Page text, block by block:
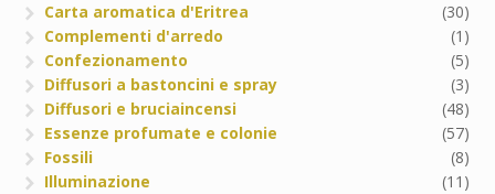
Carta aromatica d'Eritrea
(30)
Complementi d'arredo
(1)
Confezionamento
(5)
Diffusori a bastoncini e spray
(3)
Diffusori e bruciaincensi
(48)
Essenze profumate e colonie
(57)
Fossili
(8)
Illuminazione
(11)